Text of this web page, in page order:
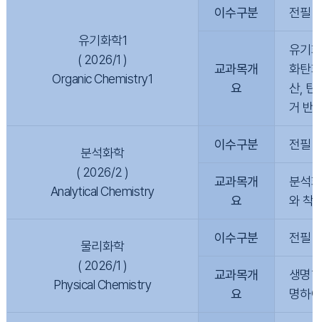
유기화학1
( 2026/1 )
Organic Chemistry1
이수구분 전필
교과목개
요
유기
화탄
산,
거 반
분석화학
( 2026/2 )
Analytical Chemistry
이수구분 전필
교과목개
요
분석
와 착
물리화학
( 2026/1 )
Physical Chemistry
이수구분 전필
교과목개
요
생명
명하